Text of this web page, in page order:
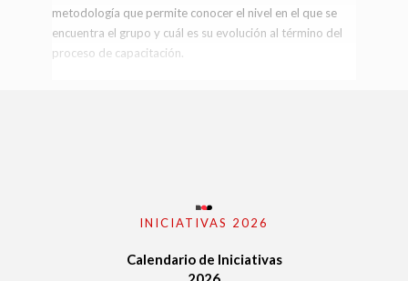
metodología que permite conocer el nivel en el que se
encuentra el grupo y cuál es su evolución al término del
proceso de capacitación.
INICIATIVAS 2026
Calendario de Iniciativas